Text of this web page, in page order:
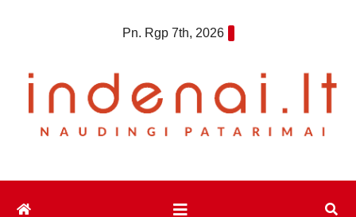
Pn. Rgp 7th, 2026